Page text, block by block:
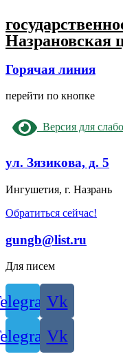
Назрановская
Горячая линия
перейти по кнопке
Версия для
ул. Зязикова, д. 5
Ингушетия, г. Назрань
Обратиться сейчас!
gungb@list.ru
Для писем
Vk
Vk